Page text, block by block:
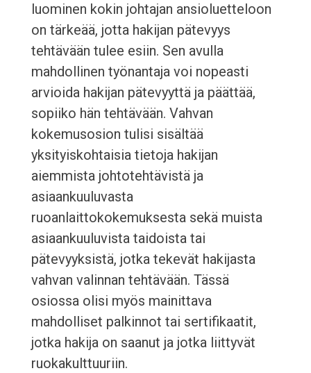
luominen kokin johtajan ansioluetteloon
on tärkeää, jotta hakijan pätevyys
tehtävään tulee esiin. Sen avulla
mahdollinen työnantaja voi nopeasti
arvioida hakijan pätevyyttä ja päättää,
sopiiko hän tehtävään. Vahvan
kokemusosion tulisi sisältää
yksityiskohtaisia tietoja hakijan
aiemmista johtotehtävistä ja
asiaankuuluvasta
ruoanlaittokokemuksesta sekä muista
asiaankuuluvista taidoista tai
pätevyyksistä, jotka tekevät hakijasta
vahvan valinnan tehtävään. Tässä
osiossa olisi myös mainittava
mahdolliset palkinnot tai sertifikaatit,
jotka hakija on saanut ja jotka liittyvät
ruokakulttuuriin.